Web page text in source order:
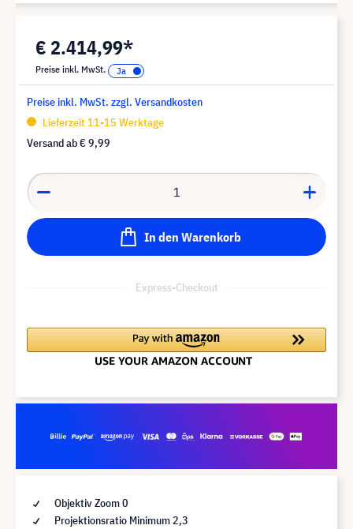
€ 2.414,99*
Preise inkl. MwSt.
Preise inkl. MwSt. zzgl. Versandkosten
Lieferzeit 11-15 Werktage
Versand ab€ 9,99
In den Warenkorb
Express-Checkout
Objektiv Zoom 0
Projektionsratio Minimum 2,3